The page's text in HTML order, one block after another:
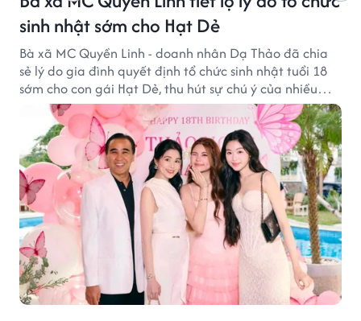
sinh nhật sớm cho Hạt Dẻ
Bà xã MC Quyền Linh - doanh nhân Dạ Thảo đã chia
sẻ lý do gia đình quyết định tổ chức sinh nhật tuổi 18
sớm cho con gái Hạt Dẻ, thu hút sự chú ý của nhiều
người hâm mộ.